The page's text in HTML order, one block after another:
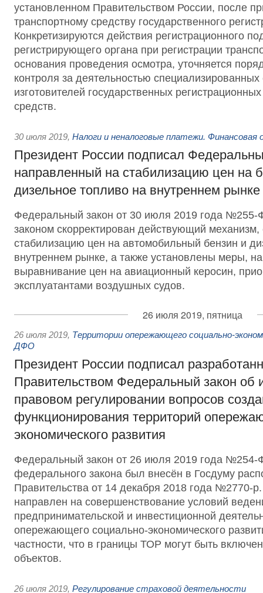
установленном Правительством России, после
транспортному средству государственного
Конкретизируются действия регистрационного
регистрирующего органа при регистрации
основания проведения осмотра, уточняется
контроля за деятельностью специализированных
изготовителей государственных
средств.
30 июля 2019, Налоги и неналоговые платежи.
Президент России подписал
направленный на стабилизацию цен на
дизельное топливо на внутреннем рынке
Федеральный закон от 30 июля 2019 года
законом скорректирован действующий
стабилизацию цен на автомобильный бензин и
внутреннем рынке, а также установлены меры,
выравнивание цен на авиационный керосин,
эксплуатантами воздушных судов.
26 июля 2019, пятница
26 июля 2019, Территории опережающего социально-
ДФО
Президент России подписал
Правительством Федеральный закон об
правовом регулировании вопросов
функционирования территорий
экономического развития
Федеральный закон от 26 июля 2019 года №254-
федерального закона был внесён в Госдуму
Правительства от 14 декабря 2018 года №2770-
направлен на совершенствование условий
предпринимательской и инвестиционной
опережающего социально-экономического
частности, что в границы ТОР могут быть
объектов.
26 июля 2019, Регулирование страховой деятельности